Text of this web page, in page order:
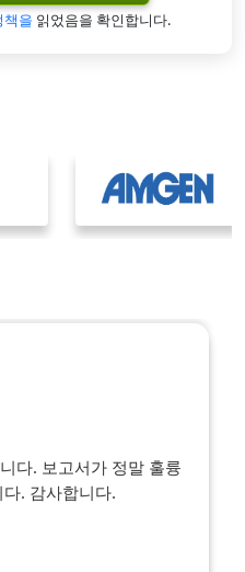
책을 읽었음을 확인합니다.
다. 보고서가 정말 훌륭
. 감사합니다.